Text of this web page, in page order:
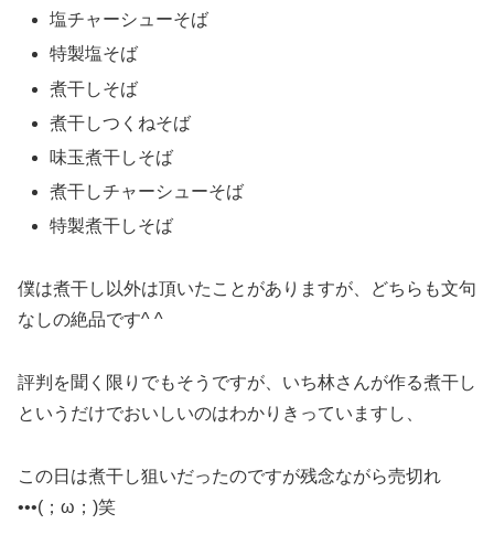
塩チャーシューそば
特製塩そば
煮干しそば
煮干しつくねそば
味玉煮干しそば
煮干しチャーシューそば
特製煮干しそば
僕は煮干し以外は頂いたことがありますが、どちらも文句
なしの絶品です^ ^
評判を聞く限りでもそうですが、いち林さんが作る煮干し
というだけでおいしいのはわかりきっていますし、
この日は煮干し狙いだったのですが残念ながら売切れ
•••(；ω；)笑